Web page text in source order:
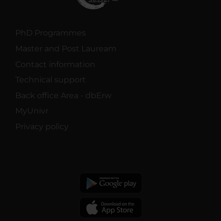
PhD Programmes
Master and Post Lauream
Contact information
Technical support
Back office Area - dbErw
MyUnivr
Privacy policy